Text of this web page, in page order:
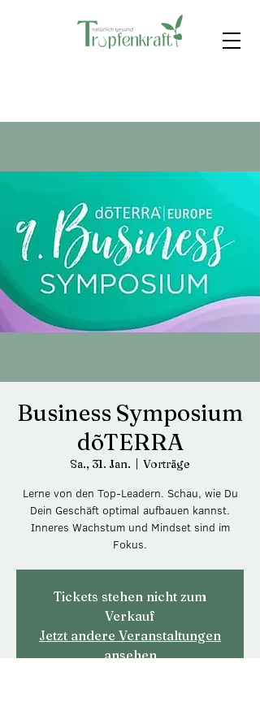
Business Symposium
dõTERRA
Sa., 31. Jan.
  |
Vorträge
Lerne von den Top-Leadern. Schau, wie Du
Dein Geschäft optimal aufbauen kannst.
Inneres Wachstum und Mindset sind im
Fokus.
Tickets stehen nicht zum
Verkauf
Jetzt andere Veranstaltungen
ansehen